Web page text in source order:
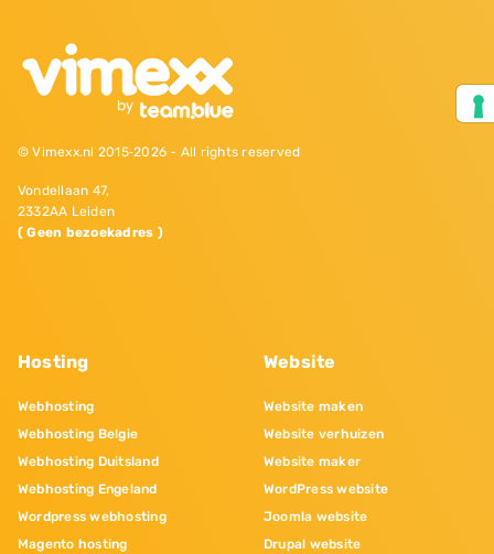
© Vimexx.nl 2015‐2026 - All rights reserved
Vondellaan 47,
2332AA Leiden
( Geen bezoekadres )
Hosting
Webhosting
Webhosting Belgie
Webhosting Duitsland
Webhosting Engeland
Wordpress webhosting
Magento hosting
Website
Website maken
Website verhuizen
Website maker
WordPress website
Joomla website
Drupal website